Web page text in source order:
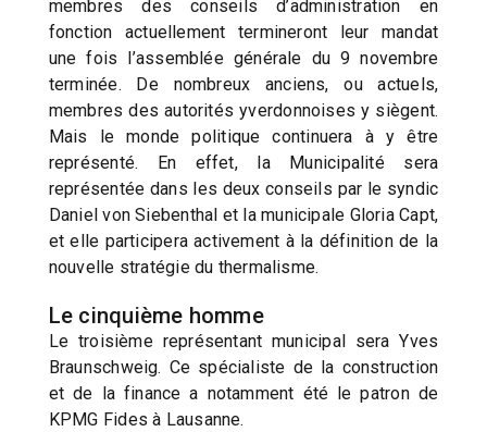
membres des conseils d’administration en
fonction actuellement termineront leur mandat
une fois l’assemblée générale du 9 novembre
terminée. De nombreux anciens, ou actuels,
membres des autorités yverdonnoises y siègent.
Mais le monde politique continuera à y être
représenté. En effet, la Municipalité sera
représentée dans les deux conseils par le syndic
Daniel von Siebenthal et la municipale Gloria Capt,
et elle participera activement à la définition de la
nouvelle stratégie du thermalisme.
Le cinquième homme
Le troisième représentant municipal sera Yves
Braunschweig. Ce spécialiste de la construction
et de la finance a notamment été le patron de
KPMG Fides à Lausanne.